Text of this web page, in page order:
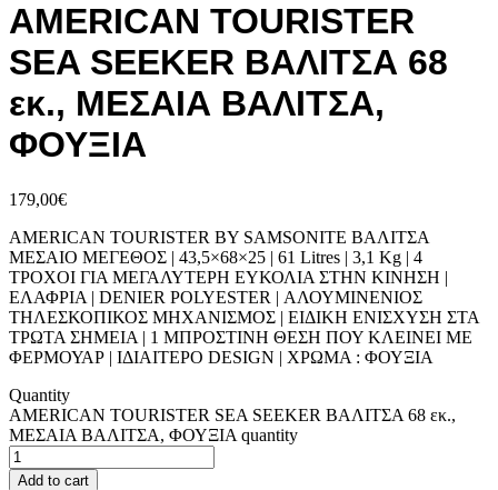
AMERICAN TOURISTER
SEA SEEKER ΒΑΛΙΤΣΑ 68
εκ., ΜΕΣΑΙΑ ΒΑΛΙΤΣΑ,
ΦΟΥΞΙΑ
179,00€
AMERICAN TOURISTER BY SAMSONITE ΒΑΛΙΤΣΑ
ΜΕΣΑΙΟ ΜΕΓΕΘΟΣ | 43,5×68×25 | 61 Litres | 3,1 Kg | 4
ΤΡΟΧΟΙ ΓΙΑ ΜΕΓΑΛΥΤΕΡΗ ΕΥΚΟΛΙΑ ΣΤΗΝ ΚΙΝΗΣΗ |
ΕΛΑΦΡΙΑ | DENIER POLYESTER | ΑΛΟΥΜΙΝΕΝΙΟΣ
ΤΗΛΕΣΚΟΠΙΚΟΣ ΜΗΧΑΝΙΣΜΟΣ | ΕΙΔΙΚΗ ΕΝΙΣΧΥΣΗ ΣΤΑ
ΤΡΩΤΑ ΣΗΜΕΙΑ | 1 ΜΠΡΟΣΤΙΝΗ ΘΕΣΗ ΠΟΥ ΚΛΕΙΝΕΙ ΜΕ
ΦΕΡΜΟΥΑΡ | ΙΔΙΑΙΤΕΡΟ DESIGN | ΧΡΩΜΑ : ΦΟΥΞΙΑ
Quantity
AMERICAN TOURISTER SEA SEEKER ΒΑΛΙΤΣΑ 68 εκ.,
ΜΕΣΑΙΑ ΒΑΛΙΤΣΑ, ΦΟΥΞΙΑ quantity
Add to cart